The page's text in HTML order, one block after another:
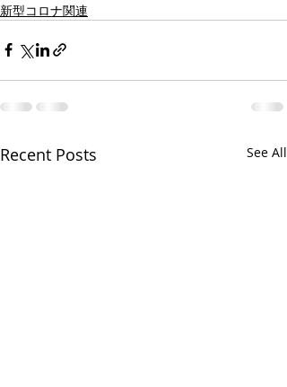
新型コロナ関連
Recent Posts See All